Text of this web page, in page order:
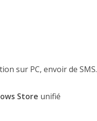
sur PC, envoir de SMS.
Store unifié